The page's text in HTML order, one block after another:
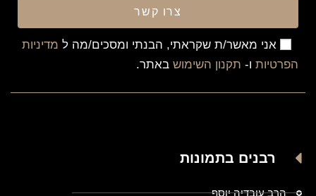
אני מאשר/ת שקראתי, הבנתי ומסכים/מה ל מדיניות
הפרטיות ו- תקנון השימוש באתר.
צרו קשר
רבנים בתמונות
הרב עובדיה יוסף